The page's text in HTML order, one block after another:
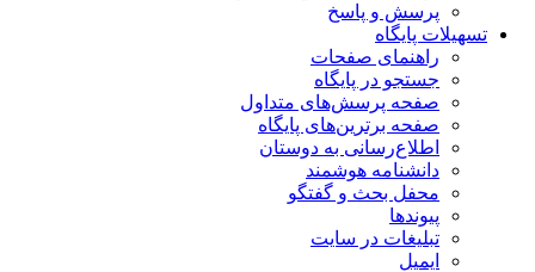
پرسش و پاسخ
تسهیلات پایگاه
راهنمای صفحات
جستجو در پایگاه
صفحه پرسش‌های متداول
صفحه برترین‌های پایگاه
اطلاع‌رسانی به دوستان
دانشنامه هوشمند
محفل بحث و گفتگو
پیوندها
تبلیغات در سایت
ایمیل